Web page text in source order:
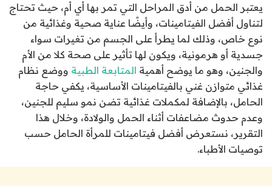
يعتبر الحمل من أدق المراحل التي تمر بها أي أم، حيث تحتاج
لتناول أفضل الفيتامينات، وأيضًا عناية صحية وغذائية من
نوع خاص، وذلك لما يطرأ على الجسم من تغيرات سواء
جسدية أو هرمونية، ويكون لها تأثير على صحة كلا من الأم
والجنين، وهو ما يوضح أهمية المتابعة الطبية ووضع نظام
غذائي متوازن غني بالفيتامينات الأساسية، يكفي حاجة
الحامل، بالإضافة لمكملات غذائية تضن نمو سليم للجنين،
وعدم حدوث مضاعفات أثناء الحمل والولادة، وخلال هذا
التقرير، نستعرض أفضل فيتامينات للمرأة الحامل حسب
توصيات الأطباء.